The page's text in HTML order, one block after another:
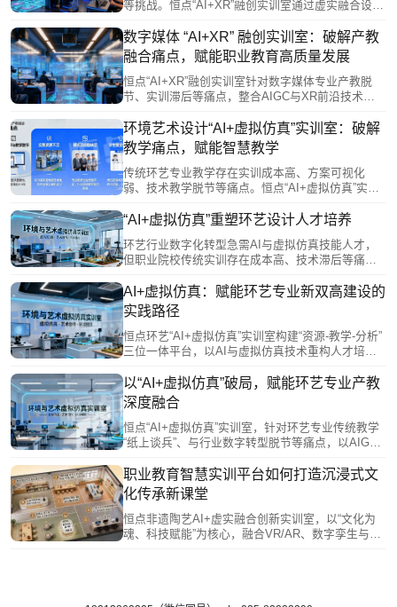
等挑战。恒点“AI+XR”融创实训室通过虚实融合设备
化实训任务，覆盖从AI创作到XR开发的全产业链流
程。实训室构建协同育人生态，支持课赛证融通，
培育技术复合型数字新质人才，并推动教学向AI赋
能、项目驱动的模式转型，为职业教育数字化发展
与高素质技能人才培养提供创新路径。
数字媒体 “AI+XR” 融创实训室：破解产教
融合痛点，赋能职业教育高质量发展
恒点“AI+XR”融创实训室针对数字媒体专业产教脱
节、实训滞后等痛点，整合AIGC与XR前沿技术，
引入企业级工具与真实工作流，推动“岗课赛证”综合
育人，并赋能师资建设与产教生态构建。该方案有
效促进教学与产业对接，助力培养适应数字创意产
业发展的复合型技术技能人才，推动职业教育高质
量发展。
环境艺术设计“AI+虚拟仿真”实训室：破解
教学痛点，赋能智慧教学
传统环艺专业教学存在实训成本高、方案可视化
弱、技术教学脱节等痛点。恒点“AI+虚拟仿真”实训
虚拟实训环境，大幅降低教学成本，实现设计方案
撑教研创新与数据驱动教学，有效推动产教融合，
提升人才培养与产业需求的适配度。
“AI+虚拟仿真”重塑环艺设计人才培养
环艺行业数字化转型急需AI与虚拟仿真技能人才，
但职业院校传统实训存在成本高、技术滞后等痛
仿真”实训室通过智慧平台规划学习路径，借助AIGC
生成方案、虚拟仿真系统实现沉浸式设计验证，并
支持VR展示与3D打印。该方案突破传统实训限制，
赋能学生掌握行业前沿技能，有效弥合人才供需缺
口。
AI+虚拟仿真：赋能环艺专业新双高建设的
实践路径
恒点环艺“AI+虚拟仿真”实训室构建“资源-教学-分析”
三位一体平台，以AI与虚拟仿真技术重构人才培养
进建筑、园林、数媒等专业群协同，共享资源、联
动实践；深化产教融合，引入企业真实项目与标
准，推动课堂与岗位对接；同时赋能技术创新与社
会服务，助力区域发展。该平台是响应“新双高”建
设、推动环艺专业数字化升级与高质量发展的关键
以“AI+虚拟仿真”破局，赋能环艺专业产教
深度融合
恒点“AI+虚拟仿真”实训室，针对环艺专业传统教学
“纸上谈兵”、与行业数字转型脱节等痛点，以AIGC
体系。它将行业前沿技术融入课程，使学生能在虚
拟环境中高效进行方案设计与验证，掌握AI辅助设
计、虚拟空间模拟等新兴岗位技能。该方案有力推
动了“岗课赛证”融合，提升了人才培养与产业需求的
适配度，为环艺专业智能化升级与产教深度融合提
职业教育智慧实训平台如何打造沉浸式文
化传承新课堂
恒点非遗陶艺AI+虚实融合创新实训室，以“文化为
魂、科技赋能”为核心，融合VR/AR、数字孪生与人